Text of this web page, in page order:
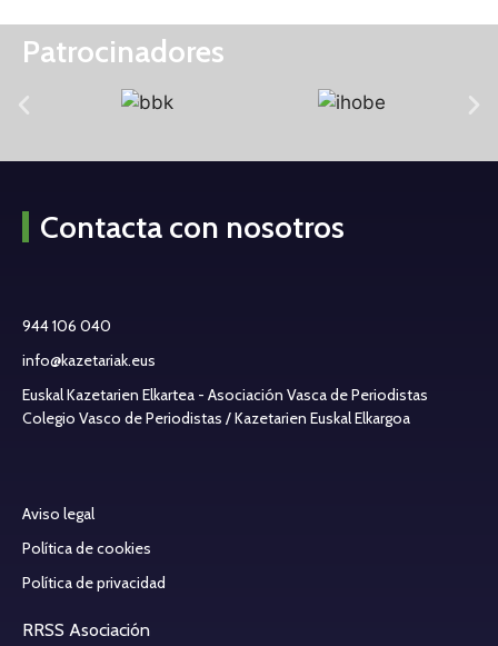
Patrocinadores
Contacta con nosotros
944 106 040
info@kazetariak.eus
Euskal Kazetarien Elkartea - Asociación Vasca de Periodistas
Colegio Vasco de Periodistas / Kazetarien Euskal Elkargoa
Aviso legal
Política de cookies
Política de privacidad
RRSS Asociación